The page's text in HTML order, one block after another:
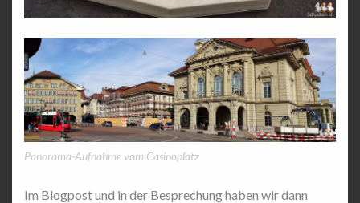
Panorama-Aufnahme vom Casinoplatz
Im Blogpost und in der Besprechung haben wir dann